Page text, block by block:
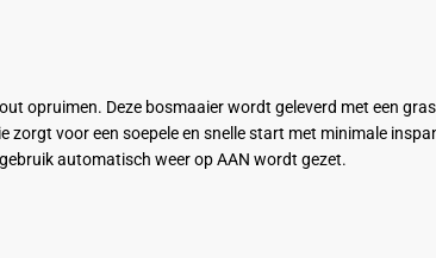
opruimen. Deze bosmaaier wordt geleverd met een
voor een soepele en snelle start met minimale
automatisch weer op AAN wordt gezet.